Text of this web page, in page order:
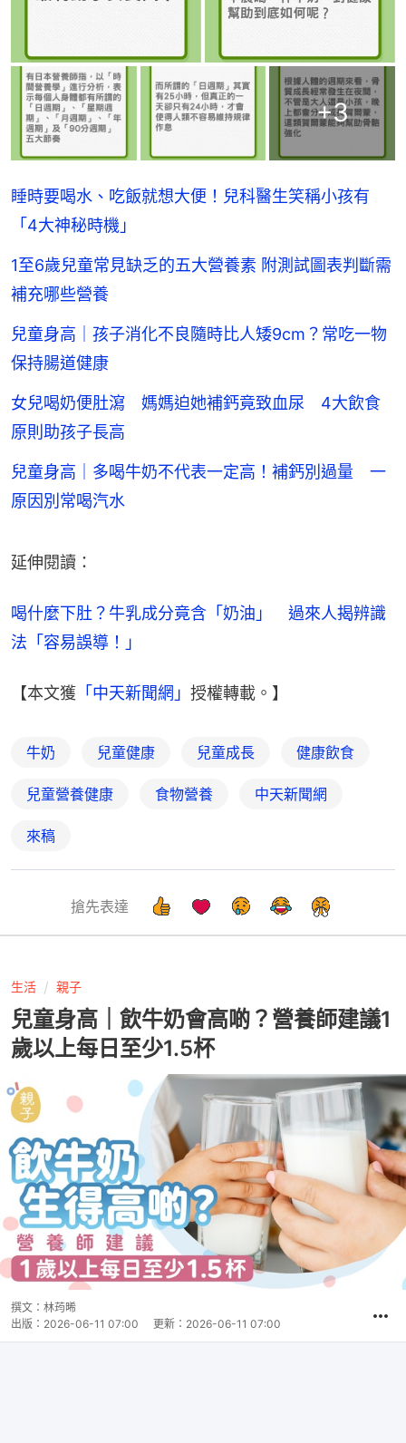
+3
睡時要喝水、吃飯就想大便！兒科醫生笑稱小孩有
「4大神秘時機」
1至6歲兒童常見缺乏的五大營養素 附測試圖表判斷需
補充哪些營養
兒童身高｜孩子消化不良隨時比人矮9cm？常吃一物
保持腸道健康
女兒喝奶便肚瀉 媽媽迫她補鈣竟致血尿 4大飲食
原則助孩子長高
兒童身高｜多喝牛奶不代表一定高！補鈣別過量 一
原因別常喝汽水
延伸閱讀：
喝什麼下肚？牛乳成分竟含「奶油」　過來人揭辨識
法「容易誤導！」
【本文獲 「中天新聞網」 授權轉載。】
牛奶 兒童健康 兒童成長 健康飲食
兒童營養健康 食物營養 中天新聞網
來稿
搶先表達
生活 親子
兒童身高｜飲牛奶會高啲？營養師建議1
歲以上每日至少1.5杯
撰文： 林荺晞
出版： 2026-06-11 07:00 更新： 2026-06-11 07:00